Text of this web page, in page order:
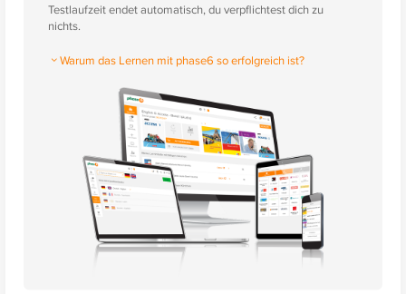
Testlaufzeit endet automatisch, du verpflichtest dich zu
nichts.
Warum das Lernen mit phase6 so erfolgreich ist?